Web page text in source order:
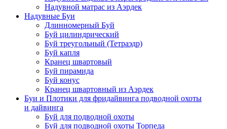
Надувной матрас из Аэрдек
Надувные Буи
Длинномерный Буй
Буй цилиндрический
Буй треугольный (Тетраэдр)
Буй капля
Кранец швартовый
Буй пирамида
Буй конус
Кранец швартовный из Аэрдек
Буи и Плотики для фридайвинга подводной охоты
и дайвинга
Буй для подводной охоты
Буй для подводной охоты Торпеда